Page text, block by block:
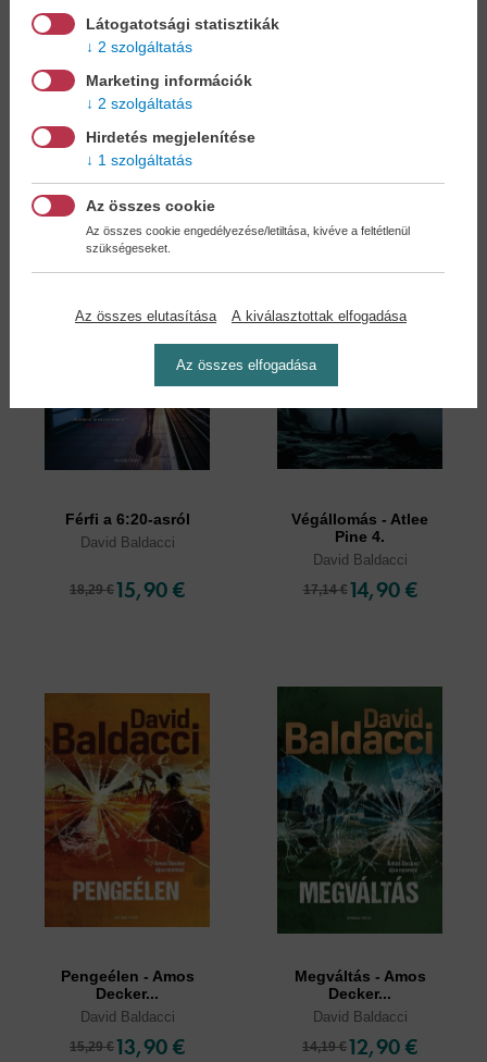
Karácsony a vonaton
David Baldacci
17,49 €15,90 €
Férfi a 6:20-asról
David Baldacci
18,29 €15,90 €
Végállomás - Atlee
Pine 4.
David Baldacci
17,14 € 14,90 €
Pengeélen - Amos
Decker...
David Baldacci
15,29 €13,90 €
Megváltás - Amos
Decker...
David Baldacci
14,19 €12,90 €
Látogatotsági statisztikák
2 szolgáltatás
Marketing információk
2 szolgáltatás
Hirdetés megjelenítése
1 szolgáltatás
Az összes cookie
Az összes cookie engedélyezése/letiltása, kivéve a feltétlenül
szükségeseket.
Az összes elutasítása A kiválasztottak elfogadása
Az összes elfogadása